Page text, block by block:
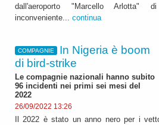
dall'aeroporto "Marcello Arlotta"
inconveniente... continua
COMPAGNIE
In Nigeria è boom
di bird-strike
Le compagnie nazionali hanno subito
96 incidenti nei primi sei mesi del
2022
26/09/2022 13:26
Il 2022 è stato un anno nero per i